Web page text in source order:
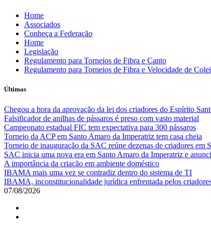
Skip
content
Home
Associados
Conheça a Federação
Home
Legislação
Regulamento para Torneios de Fibra e Canto
Regulamento para Torneios de Fibra e Velocidade de
Últimas
Chegou a hora da aprovação da lei dos criadores do Espírito
Falsificador de anilhas de pássaros é preso com vasto material
Campeonato estadual FIC tem expectativa para 300 pássaros
Torneio da ACP em Santo Amaro da Imperatriz tem casa cheia
Torneio de inauguração da SAC reúne dezenas de criadores em
SAC inicia uma nova era em Santo Amaro da Imperatriz e
A importância da criação em ambiente doméstico
IBAMA mais uma vez se contradiz dentro do sistema de TI
IBAMA, inconstitucionalidade jurídica enfrentada pelos
07/08/2026